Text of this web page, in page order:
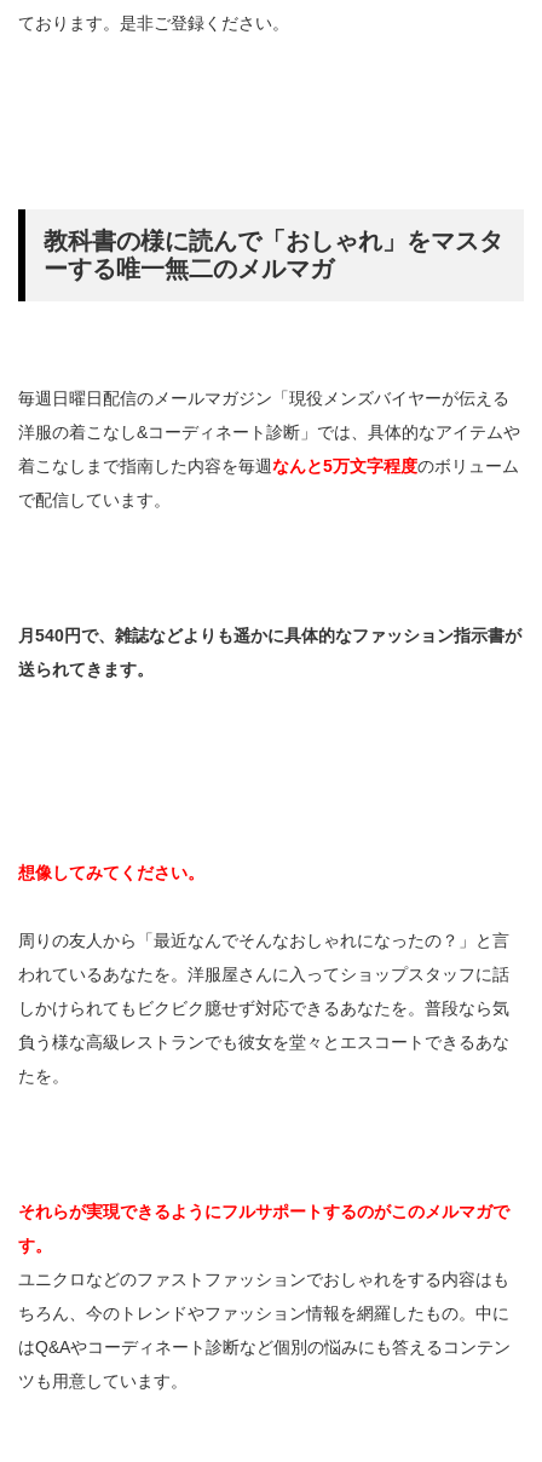
ております。是非ご登録ください。
教科書の様に読んで「おしゃれ」をマスタ
ーする唯一無二のメルマガ
毎週日曜日配信のメールマガジン「現役メンズバイヤーが伝える
洋服の着こなし&コーディネート診断」では、具体的なアイテムや
着こなしまで指南した内容を毎週なんと5万文字程度のボリューム
で配信しています。
月540円で、雑誌などよりも遥かに具体的なファッション指示書が
送られてきます。
想像してみてください。
周りの友人から「最近なんでそんなおしゃれになったの？」と言
われているあなたを。洋服屋さんに入ってショップスタッフに話
しかけられてもビクビク臆せず対応できるあなたを。普段なら気
負う様な高級レストランでも彼女を堂々とエスコートできるあな
たを。
それらが実現できるようにフルサポートするのがこのメルマガで
す。
ユニクロなどのファストファッションでおしゃれをする内容はも
ちろん、今のトレンドやファッション情報を網羅したもの。中に
はQ&Aやコーディネート診断など個別の悩みにも答えるコンテン
ツも用意しています。